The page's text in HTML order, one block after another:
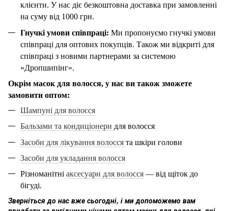
клієнти. У нас діє безкоштовна доставка при замовленні
на суму від 1000 грн.
Гнучкі умови співпраці: Ми пропонуємо гнучкі умови
співпраці для оптових покупців. Також ми відкриті для
співпраці з новими партнерами за системою
«Дропшипінг».
Окрім масок для волосся, у нас ви також зможете
замовити оптом:
Шампуні для волосся
Бальзами та кондиціонери для волосся
Засоби для лікування волосся та шкіри голови
Засоби для укладання волосся
Різноманітні аксесуари для волосся — від щіток до
бігуді.
Зверніться до нас вже сьогодні, і ми допоможемо вам